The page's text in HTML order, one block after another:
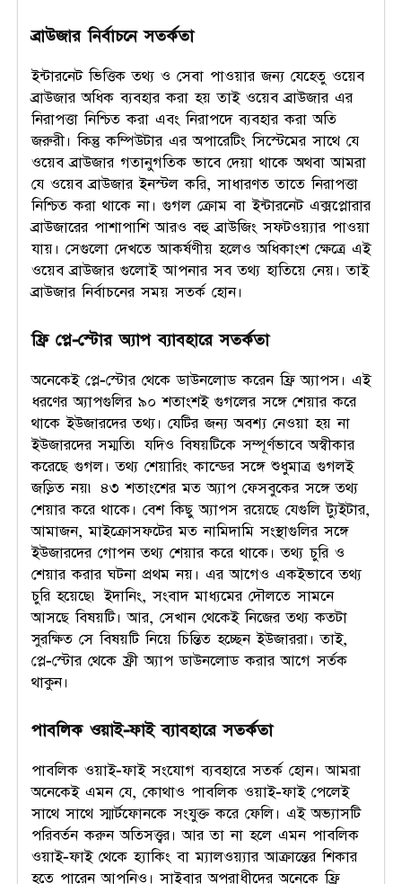
ব্রাউজার নির্বাচনে সতর্কতা
ইন্টারনেট ভিত্তিক তথ্য ও সেবা পাওয়ার জন্য যেহেতু ওয়েব
ব্রাউজার অধিক ব্যবহার করা হয় তাই ওয়েব ব্রাউজার এর
নিরাপত্তা নিশ্চিত করা এবং নিরাপদে ব্যবহার করা অতি
জরুরী। কিন্তু কম্পিউটার এর অপারেটিং সিস্টেমের সাথে যে
ওয়েব ব্রাউজার গতানুগতিক ভাবে দেয়া থাকে অথবা আমরা
যে ওয়েব ব্রাউজার ইনস্টল করি, সাধারণত তাতে নিরাপত্তা
নিশ্চিত করা থাকে না। গুগল ক্রোম বা ইন্টারনেট এক্সপ্লোরার
ব্রাউজারের পাশাপাশি আরও বহু ব্রাউজিং সফটওয়্যার পাওয়া
যায়। সেগুলো দেখতে আকর্ষণীয় হলেও অধিকাংশ ক্ষেত্রে এই
ওয়েব ব্রাউজার গুলোই আপনার সব তথ্য হাতিয়ে নেয়। তাই
ব্রাউজার নির্বাচনের সময় সতর্ক হোন।
ফ্রি প্লে-স্টোর অ্যাপ ব্যাবহারে সতর্কতা
অনেকেই প্লে-স্টোর থেকে ডাউনলোড করেন ফ্রি অ্যাপস। এই
ধরণের অ্যাপগুলির ৯০ শতাংশই গুগলের সঙ্গে শেয়ার করে
থাকে ইউজারদের তথ্য। যেটির জন্য অবশ্য নেওয়া হয় না
ইউজারদের সম্মতি৷ যদিও বিষয়টিকে সম্পূর্ণভাবে অস্বীকার
করেছে গুগল। তথ্য শেয়ারিং কান্ডের সঙ্গে শুধুমাত্র গুগলই
জড়িত নয়৷ ৪৩ শতাংশের মত অ্যাপ ফেসবুকের সঙ্গে তথ্য
শেয়ার করে থাকে। বেশ কিছু অ্যাপস রয়েছে যেগুলি ট্যুইটার,
আমাজন, মাইক্রোসফটের মত নামিদামি সংস্থাগুলির সঙ্গে
ইউজারদের গোপন তথ্য শেয়ার করে থাকে। তথ্য চুরি ও
শেয়ার করার ঘটনা প্রথম নয়। এর আগেও একইভাবে তথ্য
চুরি হয়েছে৷ ইদানিং, সংবাদ মাধ্যমের দৌলতে সামনে
আসছে বিষয়টি। আর, সেখান থেকেই নিজের তথ্য কতটা
সুরক্ষিত সে বিষয়টি নিয়ে চিন্তিত হচ্ছেন ইউজাররা। তাই,
প্লে-স্টোর থেকে ফ্রী অ্যাপ ডাউনলোড করার আগে সর্তক
থাকুন।
পাবলিক ওয়াই-ফাই ব্যাবহারে সতর্কতা
পাবলিক ওয়াই-ফাই সংযোগ ব্যবহারে সতর্ক হোন। আমরা
অনেকেই এমন যে, কোথাও পাবলিক ওয়াই-ফাই পেলেই
সাথে সাথে স্মার্টফোনকে সংযুক্ত করে ফেলি। এই অভ্যাসটি
পরিবর্তন করুন অতিসত্ত্বর। আর তা না হলে এমন পাবলিক
ওয়াই-ফাই থেকে হ্যাকিং বা ম্যালওয়্যার আক্রান্তের শিকার
হতে পারেন আপনিও। সাইবার অপরাধীদের অনেকে ফ্রি